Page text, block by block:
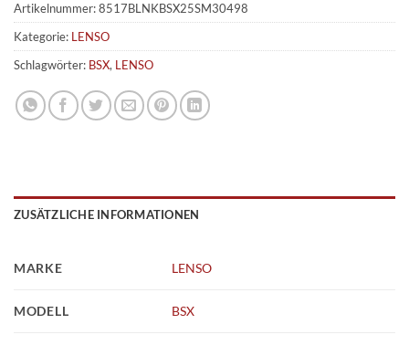
Artikelnummer:8517BLNKBSX25SM30498
Kategorie: LENSO
Schlagwörter: BSX, LENSO
ZUSÄTZLICHE INFORMATIONEN
MARKE LENSO
MODELL BSX